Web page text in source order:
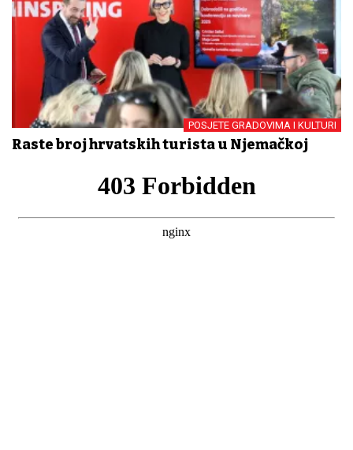
POSJETE GRADOVIMA I KULTURI
Raste broj hrvatskih turista u Njemačkoj